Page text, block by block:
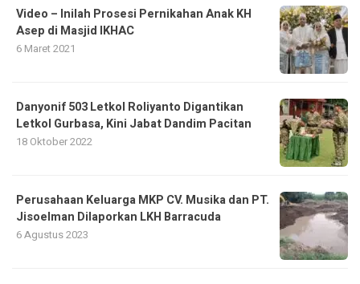
Video – Inilah Prosesi Pernikahan Anak KH
Asep di Masjid IKHAC
6 Maret 2021
Danyonif 503 Letkol Roliyanto Digantikan
Letkol Gurbasa, Kini Jabat Dandim Pacitan
18 Oktober 2022
Perusahaan Keluarga MKP CV. Musika dan PT.
Jisoelman Dilaporkan LKH Barracuda
6 Agustus 2023